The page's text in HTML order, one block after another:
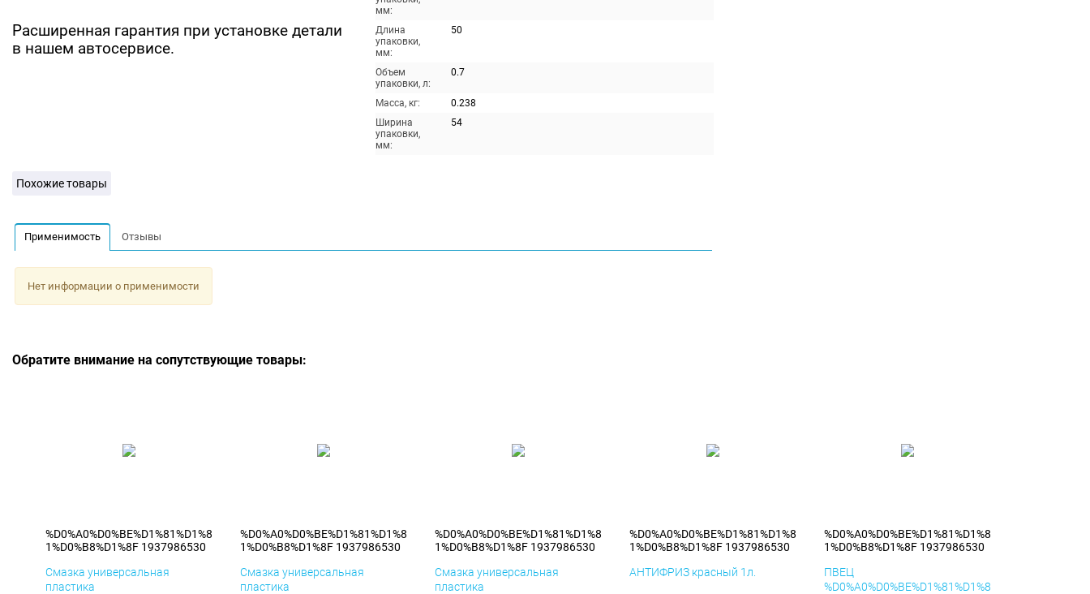
Расширенная гарантия при установке детали
в нашем автосервисе.
мм:
Длина
упаковки,
мм:
50
Объем
упаковки, л:
0.7
Масса, кг:
0.238
Ширина
упаковки,
мм:
54
Похожие товары
Применимость Отзывы
Нет информации о применимости
Обратите внимание на сопутствующие товары:
%D0%A0%D0%BE%D1%81%D1%8
1%D0%B8%D1%8F 1937986530
Смазка универсальная
пластика
%D0%A0%D0%BE%D1%81%D1%8
1%D0%B8%D1%8F 1937986530
Смазка универсальная
пластика
%D0%A0%D0%BE%D1%81%D1%8
1%D0%B8%D1%8F 1937986530
Смазка универсальная
пластика
%D0%A0%D0%BE%D1%81%D1%8
1%D0%B8%D1%8F 1937986530
АНТИФРИЗ красный 1л.
%D0%A0%D0%BE%D1%81%D1%8
1%D0%B8%D1%8F 1937986530
ПВЕЦ
%D0%A0%D0%BE%D1%81%D1%8